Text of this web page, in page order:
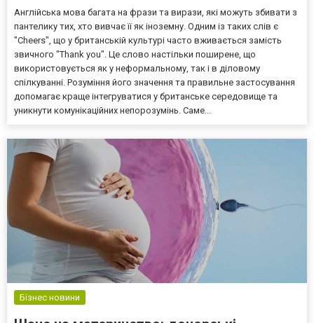
Англійська мова багата на фрази та вирази, які можуть збивати з
пантелику тих, хто вивчає її як іноземну. Одним із таких слів є
"Cheers", що у британській культурі часто вживається замість
звичного "Thank you". Це слово настільки поширене, що
використовується як у неформальному, так і в діловому
спілкуванні. Розуміння його значення та правильне застосування
допомагає краще інтегруватися у британське середовище та
уникнути комунікаційних непорозумінь. Саме...
Бізнес новини